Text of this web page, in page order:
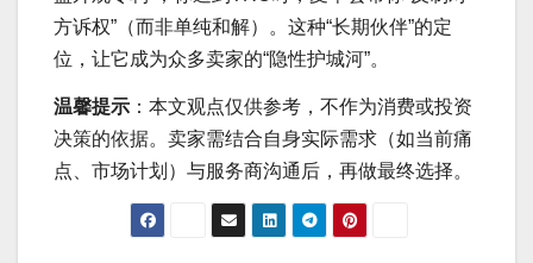
方诉权”（而非单纯和解）。这种“长期伙伴”的定
位，让它成为众多卖家的“隐性护城河”。
温馨提示 ：本文观点仅供参考，不作为消费或投资
决策的依据。卖家需结合自身实际需求（如当前痛
点、市场计划）与服务商沟通后，再做最终选择。